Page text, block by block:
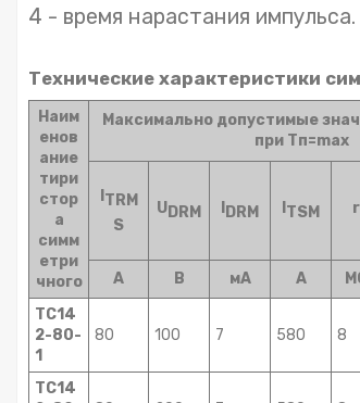
4 - время нарастания импульса.
Технические характеристики
Наим
енов
ание
тири
стор
а
симм
етри
чного
Максимально допустимые
при Тп=max
TRM
S
UDRM DRM TSM r
А В мА А
ТС14
2-80-
1
80 100 7 580 8
ТС14